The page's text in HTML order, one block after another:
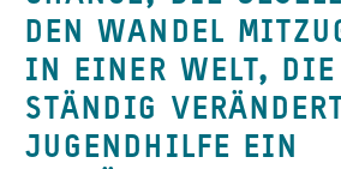
DEN WANDEL
IN EINER WELT, DIE
STÄNDIG
JUGENDHILFE EIN